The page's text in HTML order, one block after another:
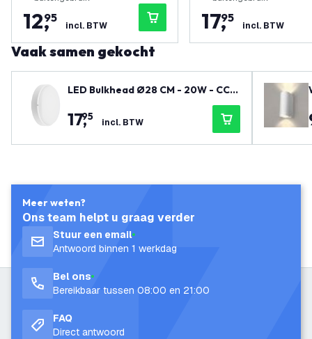
12,
95
incl. BTW 17,
95
incl. BTW
Vaak samen gekocht
LED Bulkhead Ø28 CM - 20W - CCT
- 2000 Lumen - Wit - IP65 Waterdic
ht - 5 jaar garantie
17,
95 incl. BTW
Meer weten?
Ons team helpt u graag verder
Stuur een email
Antwoord binnen 1 werkdag
Bel ons
Bereikbaar tussen 08:00 en 21:00
FAQ
Direct antwoord